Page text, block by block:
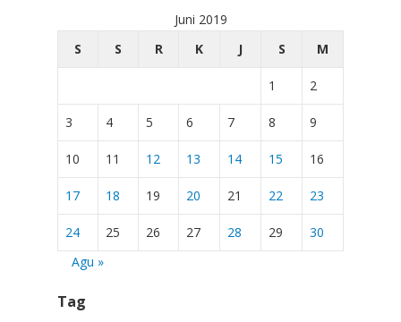
Juni 2019
S
S R K J S M
1 2
3 4 5 6 7 8 9
10 11 12 13 14 15 16
17 18 19 20 21 22 23
24 25 26 27 28 29
30
Agu »
Tag